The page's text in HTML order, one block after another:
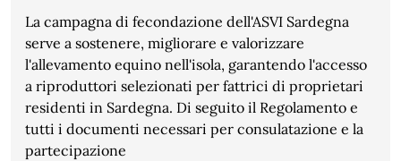
La campagna di fecondazione dell'ASVI Sardegna
serve a sostenere, migliorare e valorizzare
l'allevamento equino nell'isola, garantendo l'accesso
a riproduttori selezionati per fattrici di proprietari
residenti in Sardegna. Di seguito il Regolamento e
tutti i documenti necessari per consulatazione e la
partecipazione